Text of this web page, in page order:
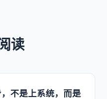
读
不是上系统，而是